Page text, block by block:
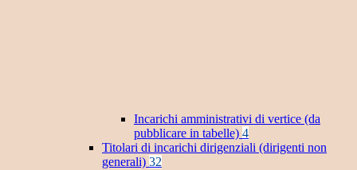
Incarichi amministrativi di vertice (da
pubblicare in tabelle) 4
Titolari di incarichi dirigenziali (dirigenti non
generali) 32